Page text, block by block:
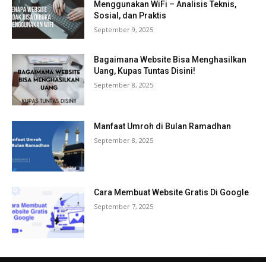
Menggunakan WiFi – Analisis Teknis,
Sosial, dan Praktis
September 9, 2025
Bagaimana Website Bisa Menghasilkan
Uang, Kupas Tuntas Disini!
September 8, 2025
Manfaat Umroh di Bulan Ramadhan
September 8, 2025
Cara Membuat Website Gratis Di Google
September 7, 2025